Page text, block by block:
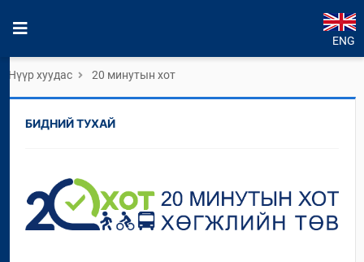
ENG
Нүүр хуудас 20 минутын хот
БИДНИЙ ТУХАЙ